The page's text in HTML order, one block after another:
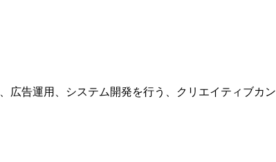
広告運用、システム開発を行う、 クリエイティブカ